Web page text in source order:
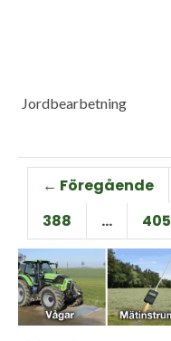
Jordbearbetning
← Föregående
388
… 405